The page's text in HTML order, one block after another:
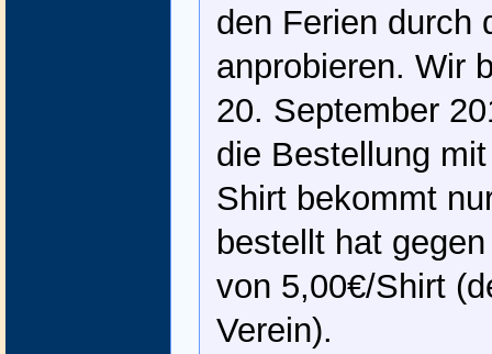
den Ferien durch
anprobieren. Wir
20. September
die Bestellung
Shirt bekommt
bestellt hat
von 5,00€/Shirt
Verein).